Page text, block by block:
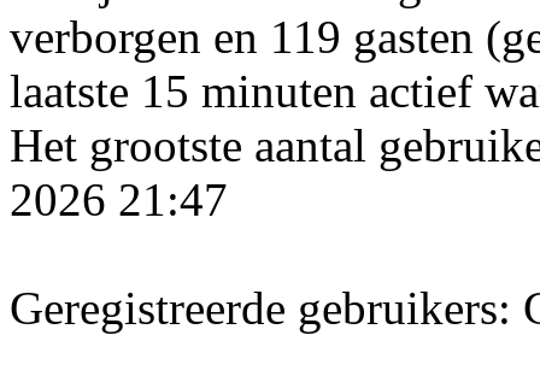
verborgen en 119 gasten
laatste 15 minuten actief
Het grootste aantal
2026 21:47
Geregistreerde gebruikers: